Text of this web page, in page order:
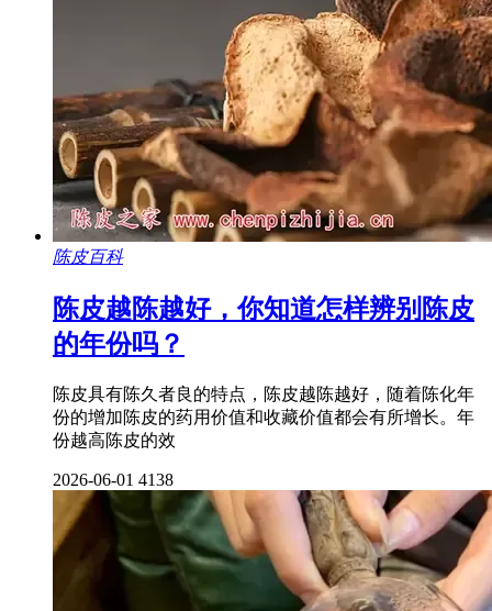
陈皮百科
陈皮越陈越好，你知道怎样辨别陈皮
的年份吗？
陈皮具有陈久者良的特点，陈皮越陈越好，随着陈化年
份的增加陈皮的药用价值和收藏价值都会有所增长。年
份越高陈皮的效
2026-06-01 4138